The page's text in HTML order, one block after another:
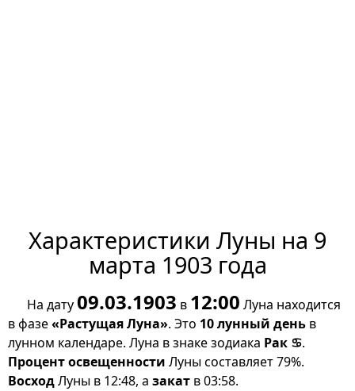
Характеристики Луны на 9
марта 1903 года
На дату09.03.1903 в 12:00 Луна находится
в фазе«Растущая Луна». Это 10 лунный день в
лунном календаре. Луна в знаке зодиака Рак ♋.
Процент освещенности Луны составляет 79%.
ВосходЛуны в 12:48, а закат в 03:58.